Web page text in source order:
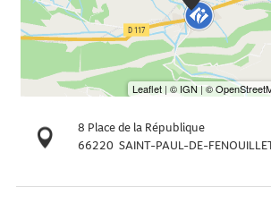
8 Place de la République
66220 SAINT-PAUL-DE-